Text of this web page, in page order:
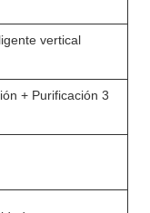
vertical
+ Purificación 3